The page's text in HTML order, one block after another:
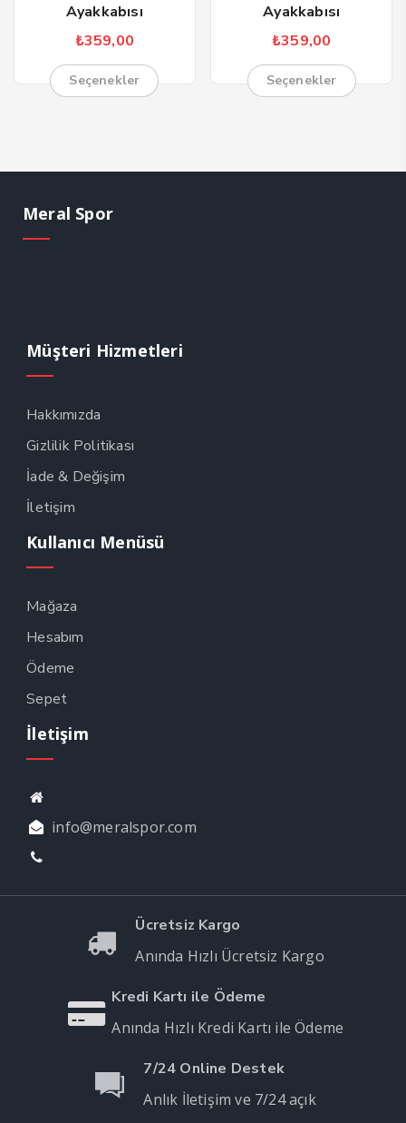
Ayakkabısı
₺359,00
Seçenekler
Ayakkabısı
₺359,00
Seçenekler
Meral Spor
Müşteri Hizmetleri
Hakkımızda
Gizlilik Politikası
İade & Değişim
İletişim
Kullanıcı Menüsü
Mağaza
Hesabım
Ödeme
Sepet
İletişim
info@meralspor.com
Ücretsiz Kargo
Anında Hızlı Ücretsiz Kargo
Kredi Kartı ile Ödeme
Anında Hızlı Kredi Kartı ile Ödeme
7/24 Online Destek
Anlık İletişim ve 7/24 açık